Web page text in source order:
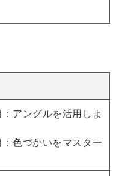
アングルを活用しよ
：色づかいをマスター